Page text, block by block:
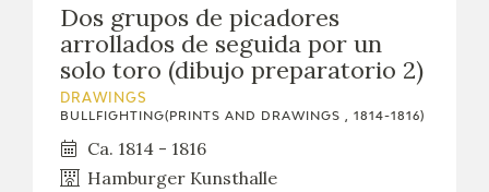
Dos grupos de picadores
arrollados de seguida por un
solo toro (dibujo preparatorio 2)
DRAWINGS
BULLFIGHTING(PRINTS AND DRAWINGS , 1814-1816)
Ca. 1814 - 1816
Hamburger Kunsthalle